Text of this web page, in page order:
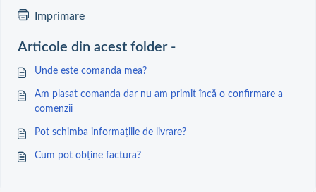
Imprimare
Articole din acest folder -
Unde este comanda mea?
Am plasat comanda dar nu am primit încă o confirmare a
comenzii
Pot schimba informațiile de livrare?
Cum pot obține factura?